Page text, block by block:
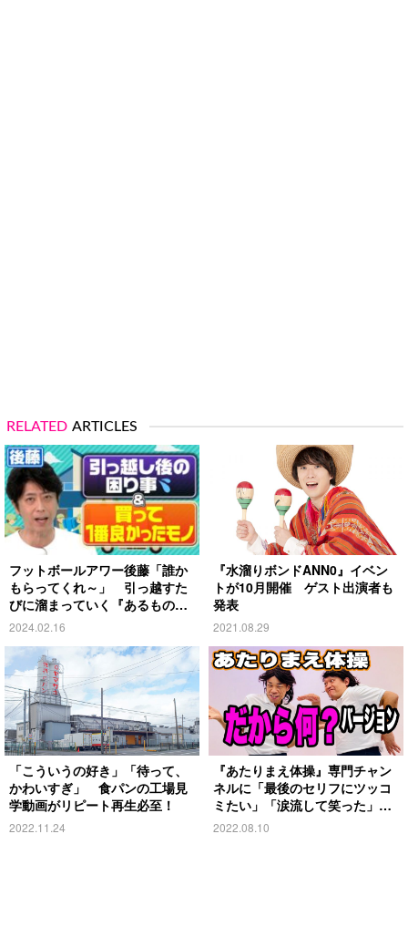
RELATED ARTICLES
フットボールアワー後藤「誰か
もらってくれ～」 引っ越すた
びに溜まっていく『あるもの』
とは？
2024.02.16
『水溜りボンドANN0』イベン
トが10月開催 ゲスト出演者も
発表
2021.08.29
「こういうの好き」「待って、
かわいすぎ」 食パンの工場見
学動画がリピート再生必至！
2022.11.24
『あたりまえ体操』専門チャン
ネルに「最後のセリフにツッコ
ミたい」「涙流して笑った」の
声
2022.08.10